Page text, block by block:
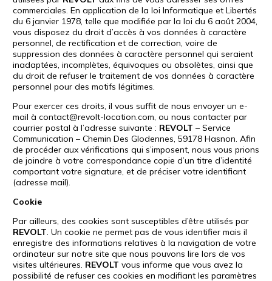
commerciales. En application de la loi Informatique et Libertés
du 6 janvier 1978, telle que modifiée par la loi du 6 août 2004,
vous disposez du droit d’accès à vos données à caractère
personnel, de rectification et de correction, voire de
suppression des données à caractère personnel qui seraient
inadaptées, incomplètes, équivoques ou obsolètes, ainsi que
du droit de refuser le traitement de vos données à caractère
personnel pour des motifs légitimes.
Pour exercer ces droits, il vous suffit de nous envoyer un e-
mail à contact@revolt-location.com, ou nous contacter par
courrier postal à l’adresse suivante : REVOLT – Service
Communication – Chemin Des Glodennes, 59178 Hasnon. Afin
de procéder aux vérifications qui s’imposent, nous vous prions
de joindre à votre correspondance copie d’un titre d’identité
comportant votre signature, et de préciser votre identifiant
(adresse mail).
Cookie
Par ailleurs, des cookies sont susceptibles d’être utilisés par
REVOLT. Un cookie ne permet pas de vous identifier mais il
enregistre des informations relatives à la navigation de votre
ordinateur sur notre site que nous pouvons lire lors de vos
visites ultérieures. REVOLT vous informe que vous avez la
possibilité de refuser ces cookies en modifiant les paramètres